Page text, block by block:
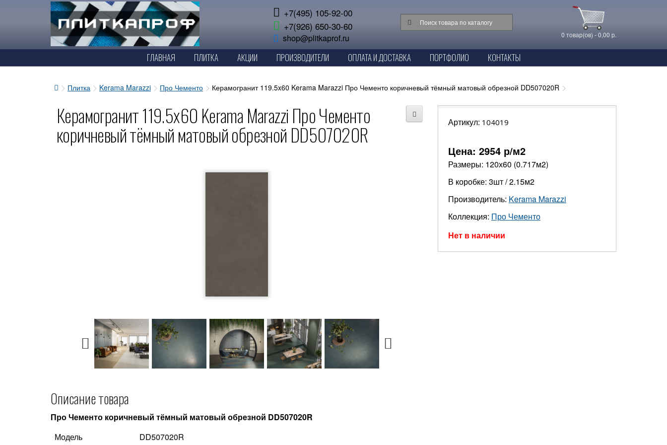
+7(495) 105-92-00
+7(926) 650-30-60
shop@plitkaprof.ru 0 товар(ов) - 0,00 р.
ГЛАВНАЯ ПЛИТКА АКЦИИ ПРОИЗВОДИТЕЛИ ОПЛАТА И ДОСТАВКА ПОРТФОЛИО КОНТАКТЫ
Плитка Kerama Marazzi Про Чементо Керамогранит 119.5x60 Kerama Marazzi Про Чементо коричневый тёмный матовый обрезной DD507020R
Керамогранит 119.5x60 Kerama Marazzi Про Чементо
коричневый тёмный матовый обрезной DD507020R
Описание товара
Про Чементо коричневый тёмный матовый обрезной DD507020R
Модель
DD507020R
Артикул: 104019
Цена: 2954 р/м2
Размеры: 120х60 (0.717м2)
В коробке: 3шт / 2.15м2
Производитель: Kerama Marazzi
Коллекция: Про Чементо
Нет в наличии